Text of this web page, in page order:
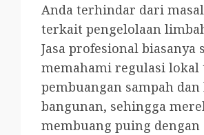
Anda terhindar dari
terkait pengelolaan
Jasa profesional biasanya
memahami regulasi lokal
pembuangan sampah
bangunan, sehingga
membuang puing dengan